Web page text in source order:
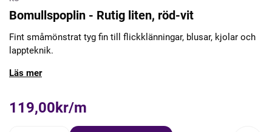
Bomullspoplin - Rutig liten, röd-vit
Fint småmönstrat tyg fin till flickklänningar, blusar, kjolar och
lappteknik.
Läs mer
119,00kr/m